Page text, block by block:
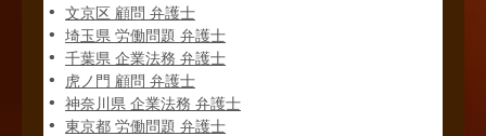
文京区 顧問 弁護士
埼玉県 労働問題 弁護士
千葉県 企業法務 弁護士
虎ノ門 顧問 弁護士
神奈川県 企業法務 弁護士
東京都 労働問題 弁護士